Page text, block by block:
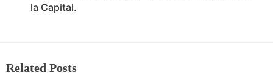
la Capital.
Related Posts